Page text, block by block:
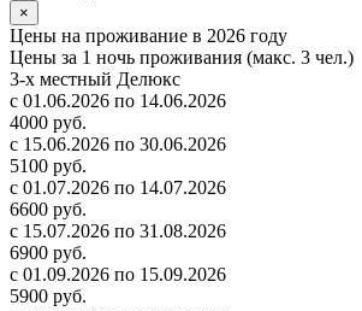
×
Цены на проживание в 2026 году
Цены за 1 ночь проживания (макс. 3 чел.)
3-х местный Делюкс
с 01.06.2026 по 14.06.2026
4000 руб.
с 15.06.2026 по 30.06.2026
5100 руб.
с 01.07.2026 по 14.07.2026
6600 руб.
с 15.07.2026 по 31.08.2026
6900 руб.
с 01.09.2026 по 15.09.2026
5900 руб.